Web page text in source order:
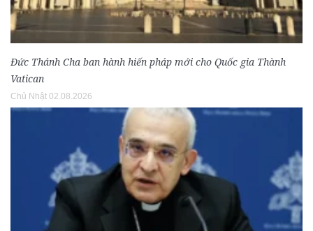
Đức Thánh Cha ban hành hiến pháp mới cho Quốc gia Thành
Vatican
Chủ Nhật 02.08.2026